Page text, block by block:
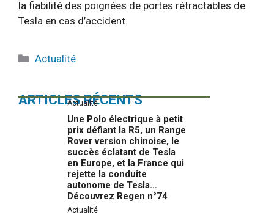
la fiabilité des poignées de portes rétractables de
Tesla en cas d’accident.
Catégories
Actualité
ARTICLES RÉCENTS
Actualité
Une Polo électrique à petit
prix défiant la R5, un Range
Rover version chinoise, le
succès éclatant de Tesla
en Europe, et la France qui
rejette la conduite
autonome de Tesla…
Découvrez Regen n°74
Actualité